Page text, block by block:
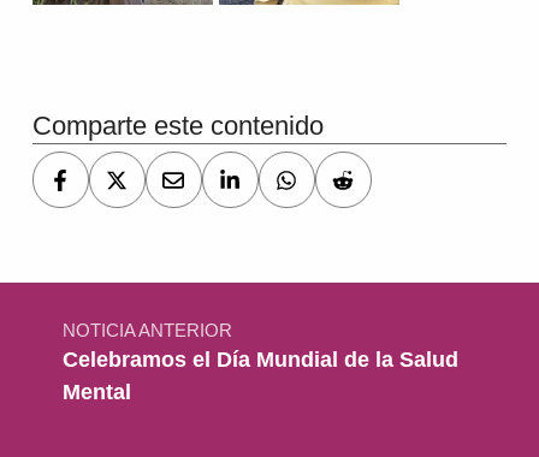
Comparte este contenido
Navegación de entradas
NOTICIA ANTERIOR
Celebramos el Día Mundial de la Salud
Mental